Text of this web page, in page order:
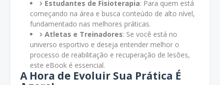
Estudantes de Fisioterapia: Para quem está
começando na área e busca conteúdo de alto nível,
fundamentado nas melhores práticas.
Atletas e Treinadores: Se você está no
universo esportivo e deseja entender melhor o
processo de reabilitação e recuperação de lesões,
este eBook é essencial.
A Hora de Evoluir Sua Prática É